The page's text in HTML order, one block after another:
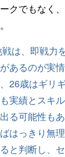
クでもなく
は、即戦力
あるのが実
26歳はギリ
実績とスキ
る可能性も
はっきり無
と判断し、